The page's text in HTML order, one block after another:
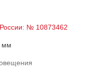
№ 10873462
мм